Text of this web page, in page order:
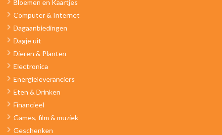
Bloemen en Kaartjes
Computer & Internet
Dagaanbiedingen
Dagje uit
Dieren & Planten
Electronica
Energieleveranciers
Eten & Drinken
Financieel
Games, film & muziek
Geschenken